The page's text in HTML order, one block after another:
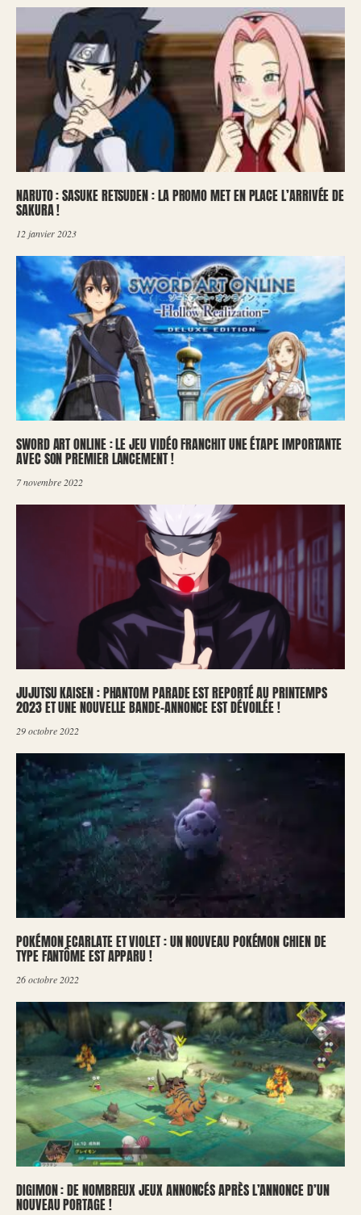
NARUTO : SASUKE RETSUDEN : LA PROMO MET EN PLACE L’ARRIVÉE DE
SAKURA !
12 janvier 2023
SWORD ART ONLINE : LE JEU VIDÉO FRANCHIT UNE ÉTAPE IMPORTANTE
AVEC SON PREMIER LANCEMENT !
7 novembre 2022
JUJUTSU KAISEN : PHANTOM PARADE EST REPORTÉ AU PRINTEMPS
2023 ET UNE NOUVELLE BANDE-ANNONCE EST DÉVOILÉE !
29 octobre 2022
POKÉMON ECARLATE ET VIOLET : UN NOUVEAU POKÉMON CHIEN DE
TYPE FANTÔME EST APPARU !
26 octobre 2022
DIGIMON : DE NOMBREUX JEUX ANNONCÉS APRÈS L’ANNONCE D’UN
NOUVEAU PORTAGE !